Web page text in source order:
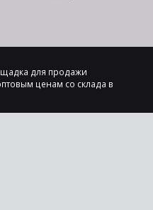
для продажи
ценам со склада в